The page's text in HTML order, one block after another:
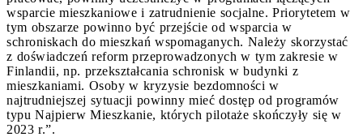
wsparcie mieszkaniowe i zatrudnienie socjalne. Priorytetem w
tym obszarze powinno być przejście od wsparcia w
schroniskach do mieszkań wspomaganych. Należy skorzystać
z doświadczeń reform przeprowadzonych w tym zakresie w
Finlandii, np. przekształcania schronisk w budynki z
mieszkaniami. Osoby w kryzysie bezdomności w
najtrudniejszej sytuacji powinny mieć dostęp od programów
typu Najpierw Mieszkanie, których pilotaże skończyły się w
2023 r.”.